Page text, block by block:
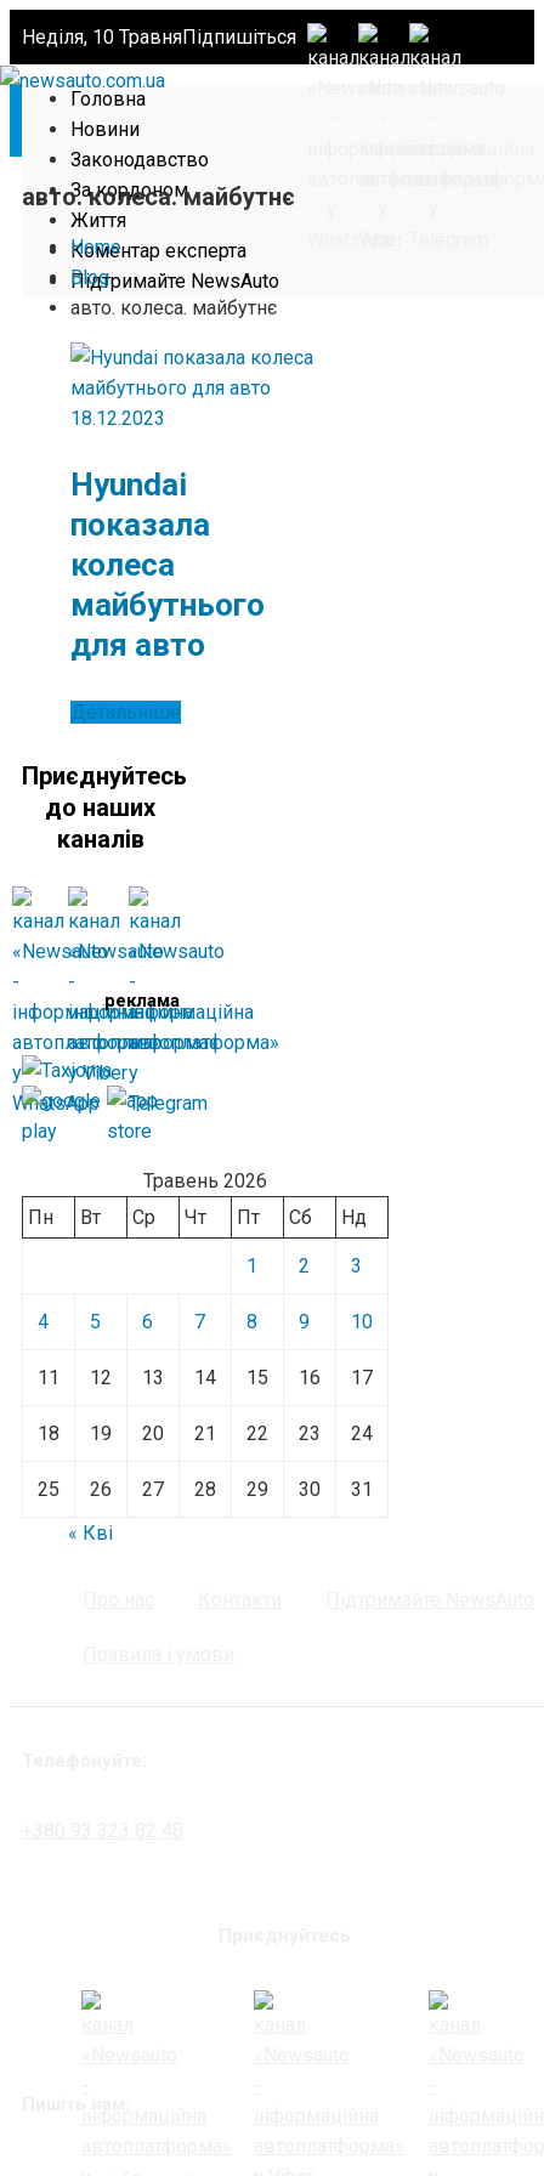
Неділя, 10 ТравняПідпишіться
Головна
Новини
Законодавство
За кордоном
Життя
Коментар експерта
Підтримайте NewsAuto
авто. колеса. майбутнє
Home
Blog
авто. колеса. майбутнє
18.12.2023
Hyundai
показала
колеса
майбутнього
для авто
Детальніше
Приєднуйтесь
до наших
каналів
реклама
Травень 2026
Пн
Вт Ср Чт Пт Сб Нд
1 2 3
4 5 6 7 8 9 10
11 12 13 14 15 16 17
18 19 20 21 22 23 24
25 26 27 28 29 30
31
« Кві